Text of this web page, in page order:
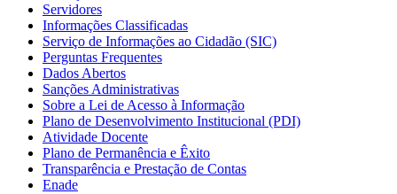
Servidores
Informações Classificadas
Serviço de Informações ao Cidadão (SIC)
Perguntas Frequentes
Dados Abertos
Sanções Administrativas
Sobre a Lei de Acesso à Informação
Plano de Desenvolvimento Institucional (PDI)
Atividade Docente
Plano de Permanência e Êxito
Transparência e Prestação de Contas
Enade